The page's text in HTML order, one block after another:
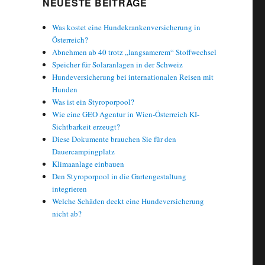
Was kostet eine Hundekrankenversicherung in
Österreich?
Abnehmen ab 40 trotz „langsamerem“ Stoffwechsel
Speicher für Solaranlagen in der Schweiz
Hundeversicherung bei internationalen Reisen mit
Hunden
Was ist ein Styroporpool?
Wie eine GEO Agentur in Wien-Österreich KI-
Sichtbarkeit erzeugt?
Diese Dokumente brauchen Sie für den
Dauercampingplatz
Klimaanlage einbauen
Den Styroporpool in die Gartengestaltung
integrieren
Welche Schäden deckt eine Hundeversicherung
nicht ab?